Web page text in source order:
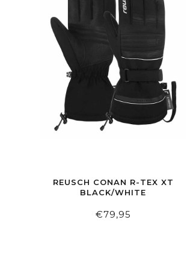
REUSCH CONAN R-TEX XT
BLACK/WHITE
€79,95